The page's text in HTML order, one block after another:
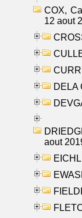
COX,
12 aout
DELA
aout